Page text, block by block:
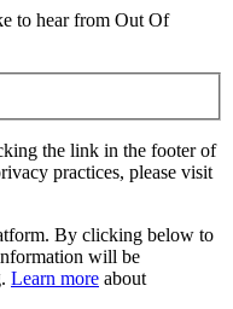
to hear from Out Of
the link in the footer of
practices, please visit
By clicking below to
will be
Learn more about